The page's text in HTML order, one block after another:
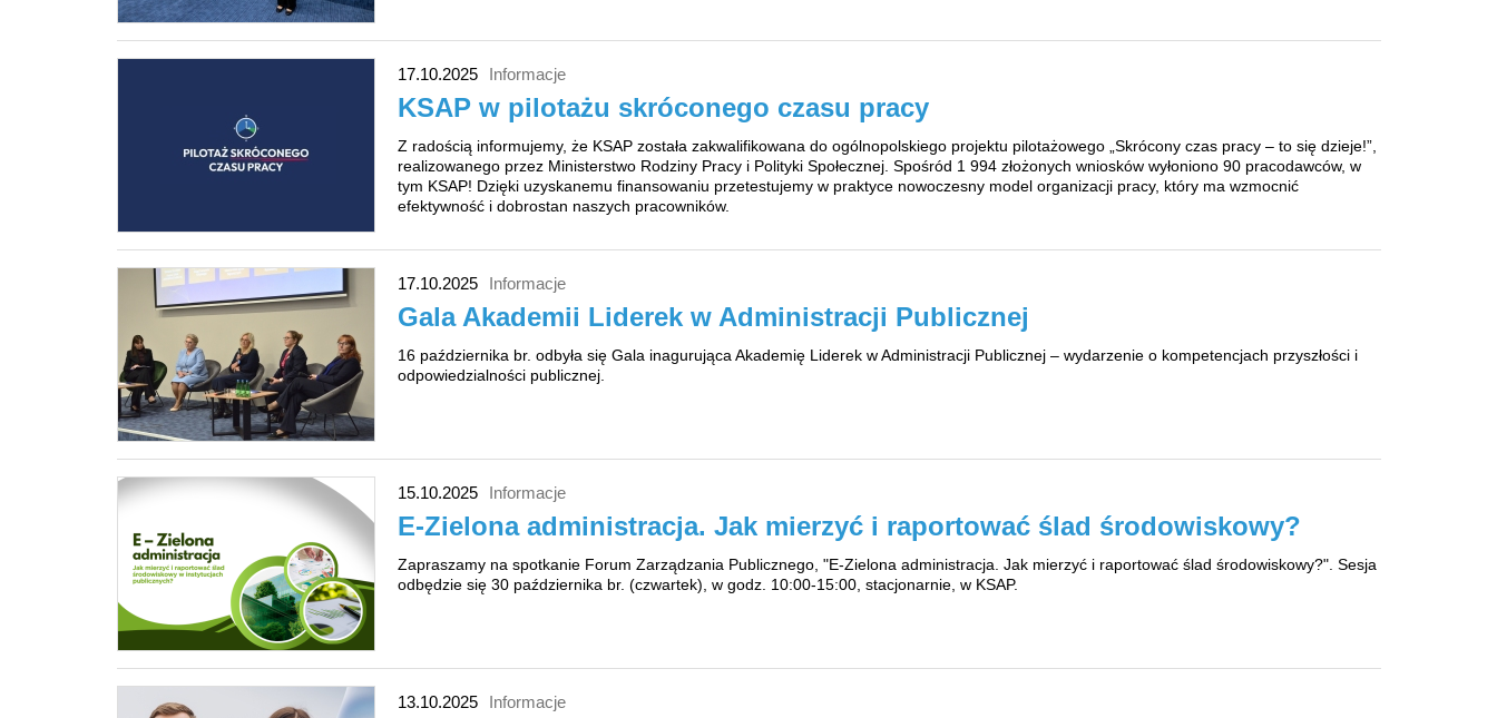
17.10.2025 Informacje
KSAP w pilotażu skróconego czasu pracy
Z radością informujemy, że KSAP została zakwalifikowana do ogólnopolskiego projektu pilotażowego „Skrócony czas pracy – to się dzieje!”,
realizowanego przez Ministerstwo Rodziny Pracy i Polityki Społecznej. Spośród 1 994 złożonych wniosków wyłoniono 90 pracodawców, w
tym KSAP! Dzięki uzyskanemu finansowaniu przetestujemy w praktyce nowoczesny model organizacji pracy, który ma wzmocnić
efektywność i dobrostan naszych pracowników.
17.10.2025 Informacje
Gala Akademii Liderek w Administracji Publicznej
16 października br. odbyła się Gala inagurująca Akademię Liderek w Administracji Publicznej – wydarzenie o kompetencjach przyszłości i
odpowiedzialności publicznej.
15.10.2025 Informacje
E-Zielona administracja. Jak mierzyć i raportować ślad środowiskowy?
Zapraszamy na spotkanie Forum Zarządzania Publicznego, "E-Zielona administracja. Jak mierzyć i raportować ślad środowiskowy?". Sesja
odbędzie się 30 października br. (czwartek), w godz. 10:00-15:00, stacjonarnie, w KSAP.
13.10.2025 Informacje